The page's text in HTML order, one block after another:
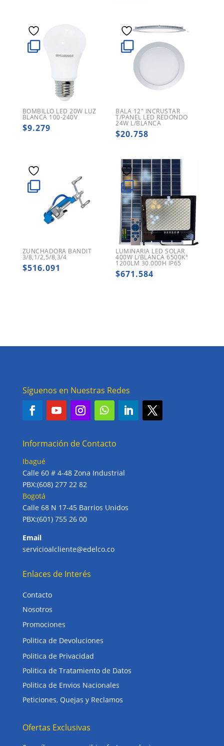
BOMBILLO LED 20W LUZ
BLANCA 100-240V
$9.279
BALA 12″ INCRUSTAR
T/PANEL LED REDONDO
24W L/BLANCA
$20.758
ZUNCHADORA BANDIT
3/8,1/2,5/8,3/4
$516.091
LUMINARIA LED SOLAR
400W L/BLANCA 6500K°
1200LM 30.000H IP65
$671.584
Síguenos en Nuestras Redes
Información de Contacto
Ibagué
Calle 60 # 4-48 Zona Industrial
PBX:(608) 277 22 82
Bogotá
Calle 68 N 17-45 Barrios Unidos
PBX:(601) 755 26 00
Email
servicioalcliente@edelco.co
Enlaces de Interés
Contacto
Nosotros
Promociones
Politica de Devoluciones
Politica de Privacidad
Politica de Tratamiento de Datos
Politica de Envios Nacionales
Peticiones, Quejas y Reclamos
Ofertas Exclusivas